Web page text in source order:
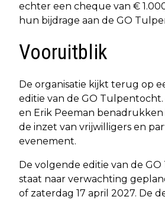
echter een cheque van €
hun bijdrage aan de GO
Vooruitblik
De organisatie kijkt terug op
editie van de GO Tulpentocht.
en Erik Peeman
de inzet van vrijwilligers en
evenement.
De volgende editie van de
staat naar verwachting
of zaterdag 17 april 2027. De